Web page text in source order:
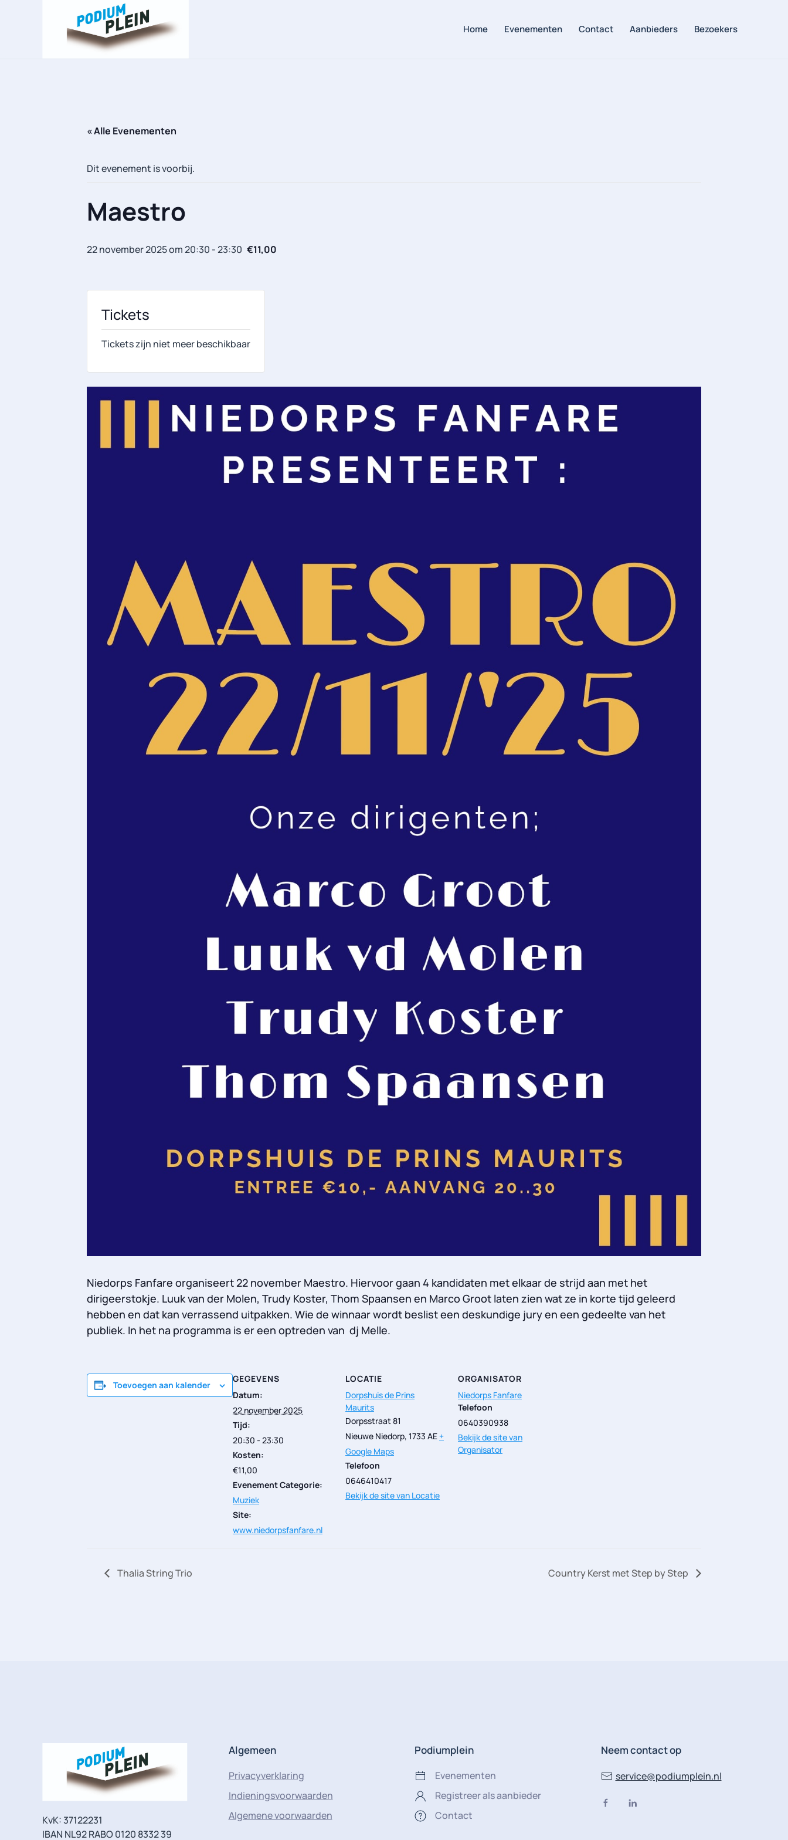
Overslaan en naar de inhoud gaan Home Evenementen Contact Aanbieders Bezoekers
« Alle Evenementen
Dit evenement is voorbij.
Maestro
22 november 2025 om 20:30 -23:30 €11,00
Tickets
Tickets zijn niet meer beschikbaar
Niedorps Fanfare organiseert 22 november Maestro. Hiervoor gaan 4 kandidaten met elkaar de strijd aan met het
dirigeerstokje. Luuk van der Molen, Trudy Koster, Thom Spaansen en Marco Groot laten zien wat ze in korte tijd geleerd
hebben en dat kan verrassend uitpakken. Wie de winnaar wordt beslist een deskundige jury en een gedeelte van het
publiek. In het na programma is er een optreden van dj Melle.
Toevoegen aan kalender
GEGEVENS
Datum:
22 november 2025
Tijd:
20:30 - 23:30
Kosten:
€11,00
Evenement Categorie:
Muziek
Site:
www.niedorpsfanfare.nl
LOCATIE
Dorpshuis de Prins
Maurits
Dorpsstraat 81
Nieuwe Niedorp, 1733 AE +
Google Maps
Telefoon
0646410417
Bekijk de site van Locatie
ORGANISATOR
Niedorps Fanfare
Telefoon
0640390938
Bekijk de site van
Organisator
Thalia String Trio Country Kerst met Step by Step
KvK: 37122231
IBAN NL92 RABO 0120 8332 39
Algemeen
Privacyverklaring
Indieningsvoorwaarden
Algemene voorwaarden
Podiumplein
Evenementen
Registreer als aanbieder
Contact
Neem contact op
service@podiumplein.nl